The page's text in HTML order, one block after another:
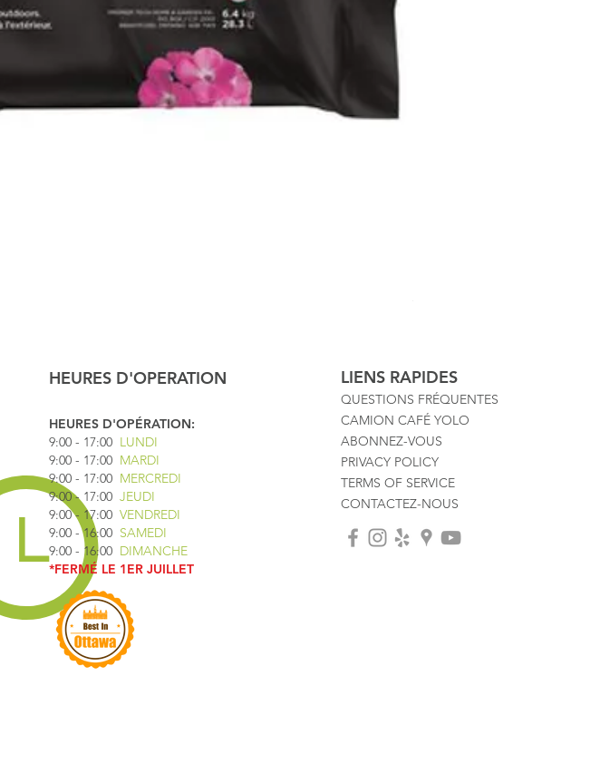
HEURES D'OPERATION
HEURES D'OPÉRATION:
9:00 - 17:00 LUNDI
9:00 - 17:00 MARDI
9:00 - 17:00 MERCREDI
9:00 - 17:00 JEUDI
9:00 - 17:00 VENDREDI
9:00 - 16:00 SAMEDI
9:00 - 16:00 DIMANCHE
*FERMÉ LE 1ER JUILLET
LIENS RAPIDES
QUESTIONS FRÉQUENTES
CAMION CAFÉ YOLO
ABONNEZ-VOUS
PRIVACY POLICY
TERMS OF SERVICE
CONTACTEZ-NOUS